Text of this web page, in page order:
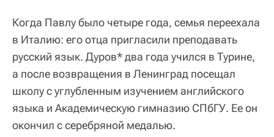
Когда Павлу было четыре года, семья переехала
в Италию: его отца пригласили преподавать
русский язык. Дуров* два года учился в Турине,
а после возвращения в Ленинград посещал
школу с углубленным изучением английского
языка и Академическую гимназию СПбГУ. Ее он
окончил с серебряной медалью.